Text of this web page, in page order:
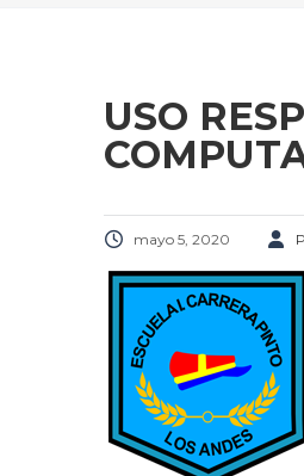
USO
mayo 5, 2020